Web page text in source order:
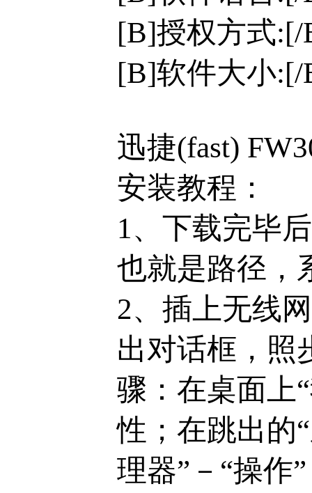
[B]授权方式
[B]软件大小:[/
迅捷(fast)
安装教程：
1、下载完毕
也就是路径，
2、插上无线
出对话框，照
骤：在桌面上
性；在跳出的
理器”－“操作